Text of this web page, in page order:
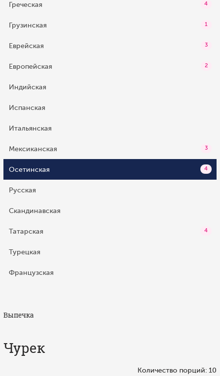
Греческая 4
Грузинская 1
Еврейская 3
Европейская 2
Индийская
Испанская
Итальянская
Мексиканская 3
Осетинская 4
Русская
Скандинавская
Татарская 4
Турецкая
Французская
Выпечка
Чурек
Количество порций: 10